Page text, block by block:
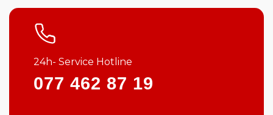
24h- Service Hotline
077 462 87 19